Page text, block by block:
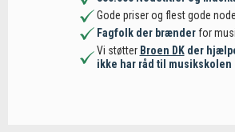
Gode priser og flest gode
Fagfolk der brænderfor
Vi støtter Broen DKder
ikke har råd til musikskolen